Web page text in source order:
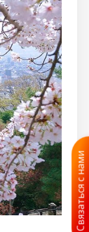
Связаться с нами